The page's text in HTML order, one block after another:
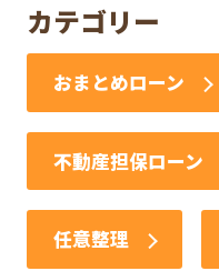
カテゴリー
おまとめローン
不動産担保ローン
任意整理